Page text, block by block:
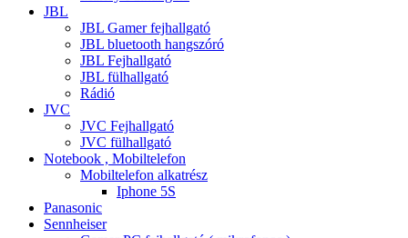
JBL
JBL Gamer fejhallgató
JBL bluetooth hangszóró
JBL Fejhallgató
JBL fülhallgató
Rádió
JVC
JVC Fejhallgató
JVC fülhallgató
Notebook , Mobiltelefon
Mobiltelefon alkatrész
Iphone 5S
Panasonic
Sennheiser